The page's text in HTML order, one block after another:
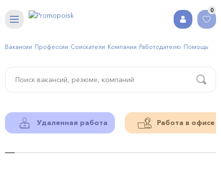
0
Вакансии Профессии Соискатели Компании Работодателю Помощь
Удаленная работа Работа в офисе